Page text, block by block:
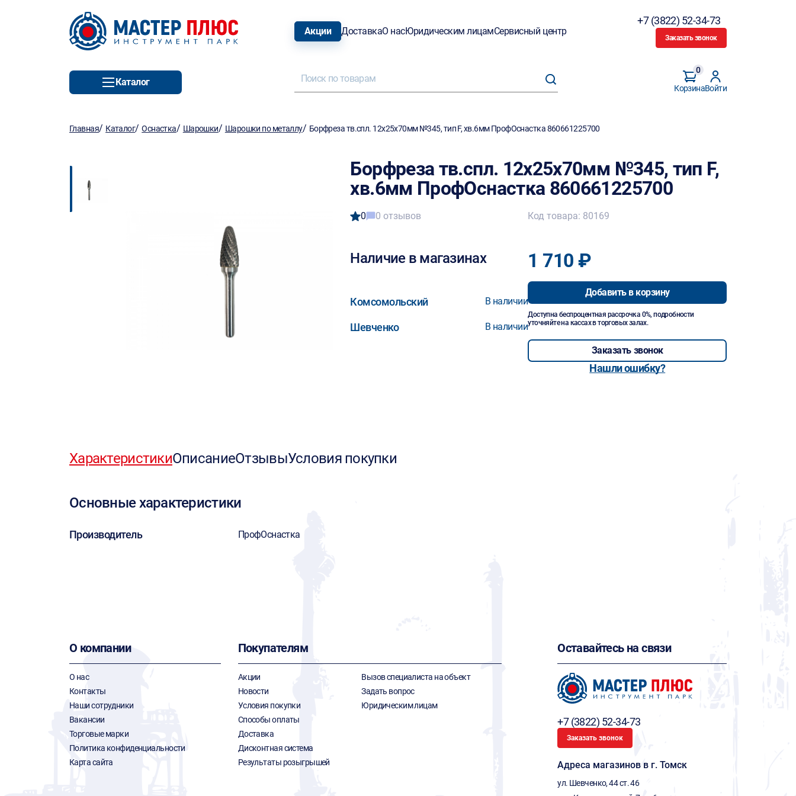
Акции ДоставкаО насЮридическим лицамСервисный центр
+7 (3822) 52-34-73
Заказать звонок
Каталог
Корзина
0
Войти
Главная/ Каталог/Оснастка/ Шарошки/ Шарошки по металлу/ Борфреза тв.спл. 12х25х70мм №345, тип F, хв.6мм ПрофОснастка 860661225700
Борфреза тв.спл. 12х25х70мм №345, тип F,
хв.6мм ПрофОснастка 860661225700
0 0 отзывов
Наличие в магазинах
Комсомольский В наличии
Шевченко В наличии
Код товара: 80169
1 710 ₽
Добавить в корзину
Доступна беспроцентная рассрочка 0%, подробности
уточняйте на кассах в торговых залах.
Заказать звонок
Нашли ошибку?
ХарактеристикиОписаниеОтзывыУсловия покупки
Основные характеристики
Производитель ПрофОснастка
О компании
О нас
Контакты
Наши сотрудники
Вакансии
Торговые марки
Политика конфиденциальности
Карта сайта
Покупателям
Акции
Новости
Условия покупки
Способы оплаты
Доставка
Дисконтная система
Результаты розыгрышей
Вызов специалиста на объект
Задать вопрос
Юридическим лицам
Оставайтесь на связи
+7 (3822) 52-34-73
Заказать звонок
Адреса магазинов в г. Томск
ул. Шевченко, 44 ст. 46